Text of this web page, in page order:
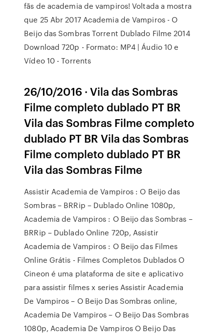
fãs de academia de vampiros! Voltada a mostra
que 25 Abr 2017 Academia de Vampiros - O
Beijo das Sombras Torrent Dublado Filme 2014
Download 720p - Formato: MP4 | Áudio 10 e
Vídeo 10 - Torrents
26/10/2016 · Vila das Sombras
Filme completo dublado PT BR
Vila das Sombras Filme completo
dublado PT BR Vila das Sombras
Filme completo dublado PT BR
Vila das Sombras Filme
Assistir Academia de Vampiros : O Beijo das
Sombras – BRRip – Dublado Online 1080p,
Academia de Vampiros : O Beijo das Sombras –
BRRip – Dublado Online 720p, Assistir
Academia de Vampiros : O Beijo das Filmes
Online Grátis - Filmes Completos Dublados O
Cineon é uma plataforma de site e aplicativo
para assistir filmes x series Assistir Academia
De Vampiros – O Beijo Das Sombras online,
Academia De Vampiros – O Beijo Das Sombras
1080p, Academia De Vampiros O Beijo Das